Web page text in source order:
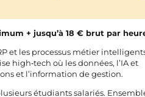
+ jusqu’à 18 € brut par
et les processus métier
high‑tech où les données, l’IA et
et l’information de gestion.
étudiants salariés.